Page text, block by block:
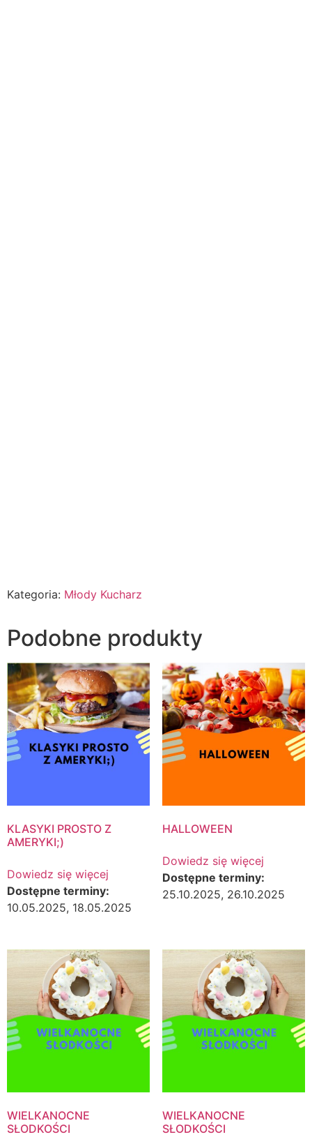
Kategoria: Młody Kucharz
Podobne produkty
KLASYKI PROSTO Z
AMERYKI;)
Dowiedz się więcej
Dostępne terminy:
10.05.2025, 18.05.2025
HALLOWEEN
Dowiedz się więcej
Dostępne terminy:
25.10.2025, 26.10.2025
WIELKANOCNE
SŁODKOŚCI
WIELKANOCNE
SŁODKOŚCI